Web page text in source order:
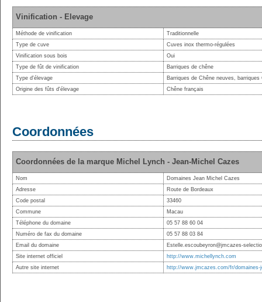
Vinification - Elevage
Méthode de vinification
Traditionnelle
Type de cuve
Cuves inox thermo-régulées
Vinification sous bois
Oui
Type de fût de vinification
Barriques de chêne
Type d'élevage
Barriques de Chêne neuves, barriques
Origine des fûts d'élevage
Chêne français
Coordonnées
Coordonnées de la marque Michel Lynch - Jean-Michel Cazes
Nom
Domaines Jean Michel Cazes
Adresse
Route de Bordeaux
Code postal
33460
Commune
Macau
Téléphone du domaine
05 57 88 60 04
Numéro de fax du domaine
05 57 88 03 84
Email du domaine
Estelle.escoubeyron@jmcazes-
Site internet officiel
http://www.michellynch.com
Autre site internet
http://www.jmcazes.com/fr/domaines-